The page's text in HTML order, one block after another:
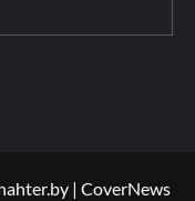
| CoverNews